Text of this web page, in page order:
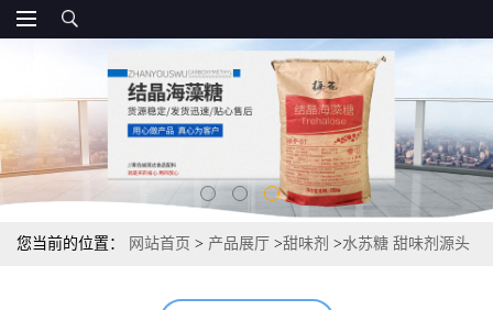
您当前的位置： 网站首页 > 产品展厅 >甜味剂 >水苏糖 甜味剂源头